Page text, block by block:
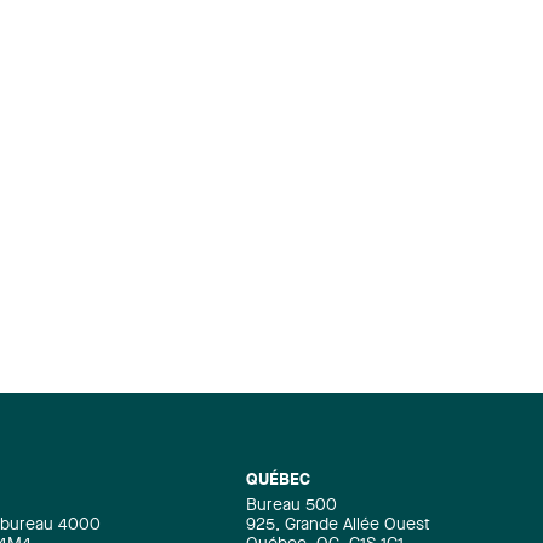
bureau 4000
QUÉBEC
Bureau 500
925, Grande Allée Ouest